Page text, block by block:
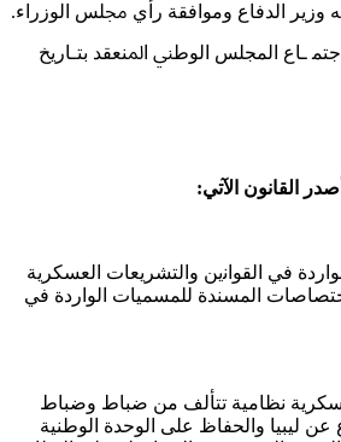
ﻭﺯﻳﺮ ﺍﻟﺪﻓﺎﻉ ﻭﻣﻮﺍﻓﻘﺔ ﺭﺃﻱ ﳎﻠﺲ ﺍﻟﻮﺯﺭﺍﺀ.
ـﺎﻉ المجلس ﺍﻟﻮﻃﲏ ﺍﳌﻨﻌﻘﺪ ﺑﺘـﺎﺭﻳﺦ
أصدر القانون الآتي:
في ﺍﻟﻘﻮﺍﻧين ﻭﺍﻟﺘﺸﺮﻳﻌﺎﺕ ﺍﻟﻌﺴﻜﺮﻳﺔ
المسندﺓ ﻟﻠﻤﺴﻤﻴﺎﺕ ﺍﻟﻮﺍﺭﺩﺓ في
ﻧﻈﺎﻣﻴﺔ ﺗﺘﺄﻟﻒ ﻣﻦ ﺿﺒﺎﻁ ﻭﺿﺒﺎﻁ
ﻟﻴﺒﻴﺎ ﻭالحفاﻅ ﻋﻠﻰ ﺍﻟﻮﺣﺪﺓ ﺍﻟﻮﻃﻨﻴﺔ